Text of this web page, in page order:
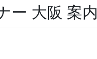
ー 大阪 案内